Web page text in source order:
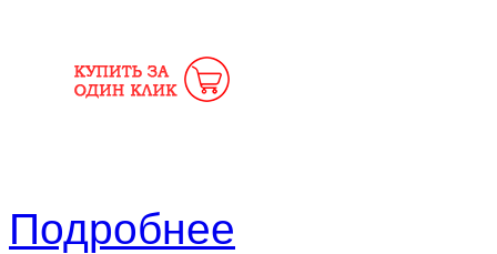
Подробнее